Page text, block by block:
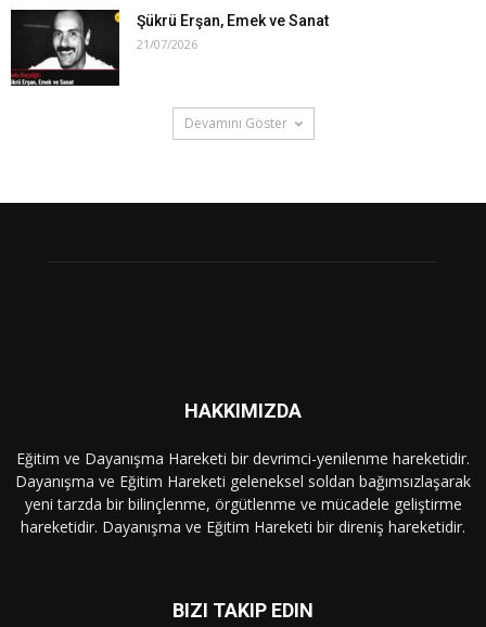
Şükrü Erşan, Emek ve Sanat
21/07/2026
Devamını Göster
HAKKIMIZDA
Eğitim ve Dayanışma Hareketi bir devrimci-yenilenme hareketidir.
Dayanışma ve Eğitim Hareketi geleneksel soldan bağımsızlaşarak
yeni tarzda bir bilinçlenme, örgütlenme ve mücadele geliştirme
hareketidir. Dayanışma ve Eğitim Hareketi bir direniş hareketidir.
BIZI TAKIP EDIN